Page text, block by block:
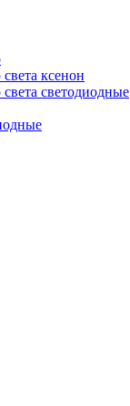
ксенон
светодиодные